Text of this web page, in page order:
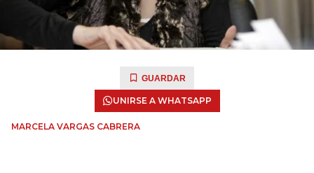
GUARDAR
UNIRSE A WHATSAPP
MARCELA VARGAS CABRERA